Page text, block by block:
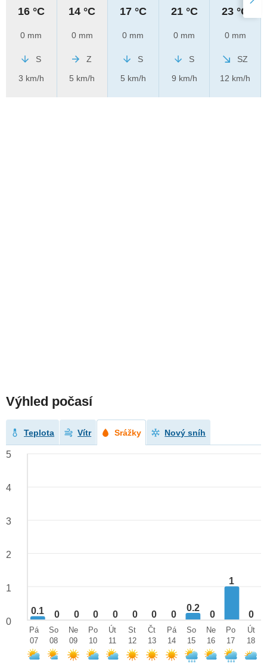
16 °C
0 mm
S
3 km/h
14 °C
0 mm
Z
5 km/h
17 °C
0 mm
S
5 km/h
21 °C
0 mm
S
9 km/h
23 °C
0 mm
SZ
12 km/h
Výhled počasí
Teplota Vítr Srážky Nový sníh
0.1 0 0 0 0 0 0 0
0.2
0
1
0
5
4
3
2
1
0
Pá
07
So
08
Ne
09
Po
10
Út
11
St
12
Čt
13
Pá
14
So
15
Ne
16
Po
17
Út
18